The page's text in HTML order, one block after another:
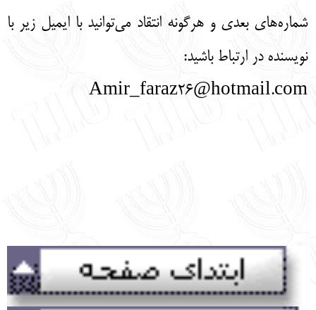
شماره‌های بعدی و هرگونه انتقاد می‌توانید با ایمیل زیر با
نویسنده در ارتباط باشید:
Amir_faraz26@hotmail.com